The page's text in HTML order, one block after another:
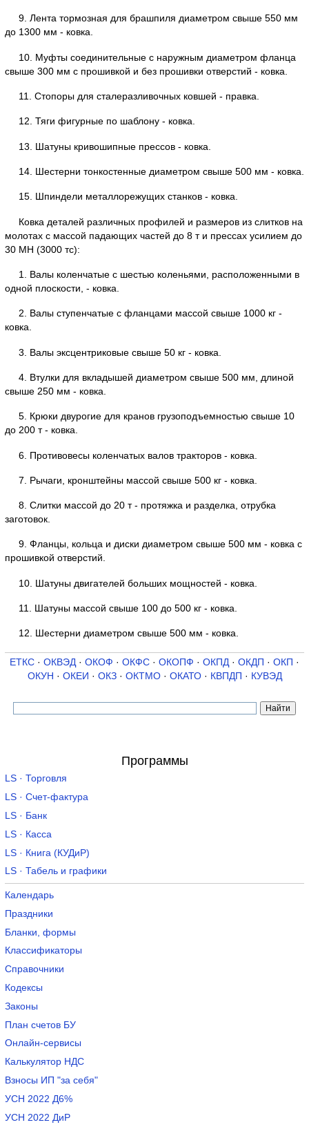
9. Лента тормозная для брашпиля диаметром свыше 550 мм
до 1300 мм - ковка.
10. Муфты соединительные с наружным диаметром фланца
свыше 300 мм с прошивкой и без прошивки отверстий - ковка.
11. Стопоры для сталеразливочных ковшей - правка.
12. Тяги фигурные по шаблону - ковка.
13. Шатуны кривошипные прессов - ковка.
14. Шестерни тонкостенные диаметром свыше 500 мм - ковка.
15. Шпиндели металлорежущих станков - ковка.
Ковка деталей различных профилей и размеров из слитков на
молотах с массой падающих частей до 8 т и прессах усилием до
30 МН (3000 тс):
1. Валы коленчатые с шестью коленьями, расположенными в
одной плоскости, - ковка.
2. Валы ступенчатые с фланцами массой свыше 1000 кг -
ковка.
3. Валы эксцентриковые свыше 50 кг - ковка.
4. Втулки для вкладышей диаметром свыше 500 мм, длиной
свыше 250 мм - ковка.
5. Крюки двурогие для кранов грузоподъемностью свыше 10
до 200 т - ковка.
6. Противовесы коленчатых валов тракторов - ковка.
7. Рычаги, кронштейны массой свыше 500 кг - ковка.
8. Слитки массой до 20 т - протяжка и разделка, отрубка
заготовок.
9. Фланцы, кольца и диски диаметром свыше 500 мм - ковка с
прошивкой отверстий.
10. Шатуны двигателей больших мощностей - ковка.
11. Шатуны массой свыше 100 до 500 кг - ковка.
12. Шестерни диаметром свыше 500 мм - ковка.
ЕТКС · ОКВЭД · ОКОФ · ОКФС · ОКОПФ · ОКПД · ОКДП · ОКП ·
ОКУН · ОКЕИ · ОКЗ· ОКТМО· ОКАТО· КВПДП · КУВЭД
Программы
LS · Торговля
LS · Счет-фактура
LS · Банк
LS · Касса
LS · Книга (КУДиР)
LS · Табель и графики
Календарь
Праздники
Бланки, формы
Классификаторы
Справочники
Кодексы
Законы
План счетов БУ
Онлайн-сервисы
Калькулятор НДС
Взносы ИП "за себя"
УСН 2022 Д6%
УСН 2022 ДиР